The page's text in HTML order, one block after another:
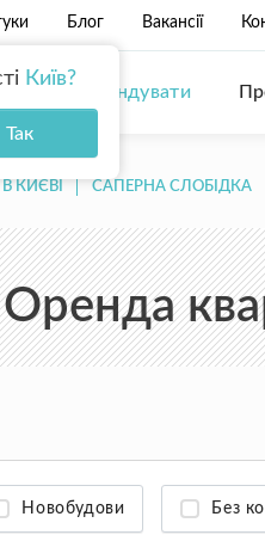
Київ?
Так
Блог Вакансії
Орендувати
КИЄВІ САПЕРНА СЛОБІДКА
Оренда
Новобудови Без